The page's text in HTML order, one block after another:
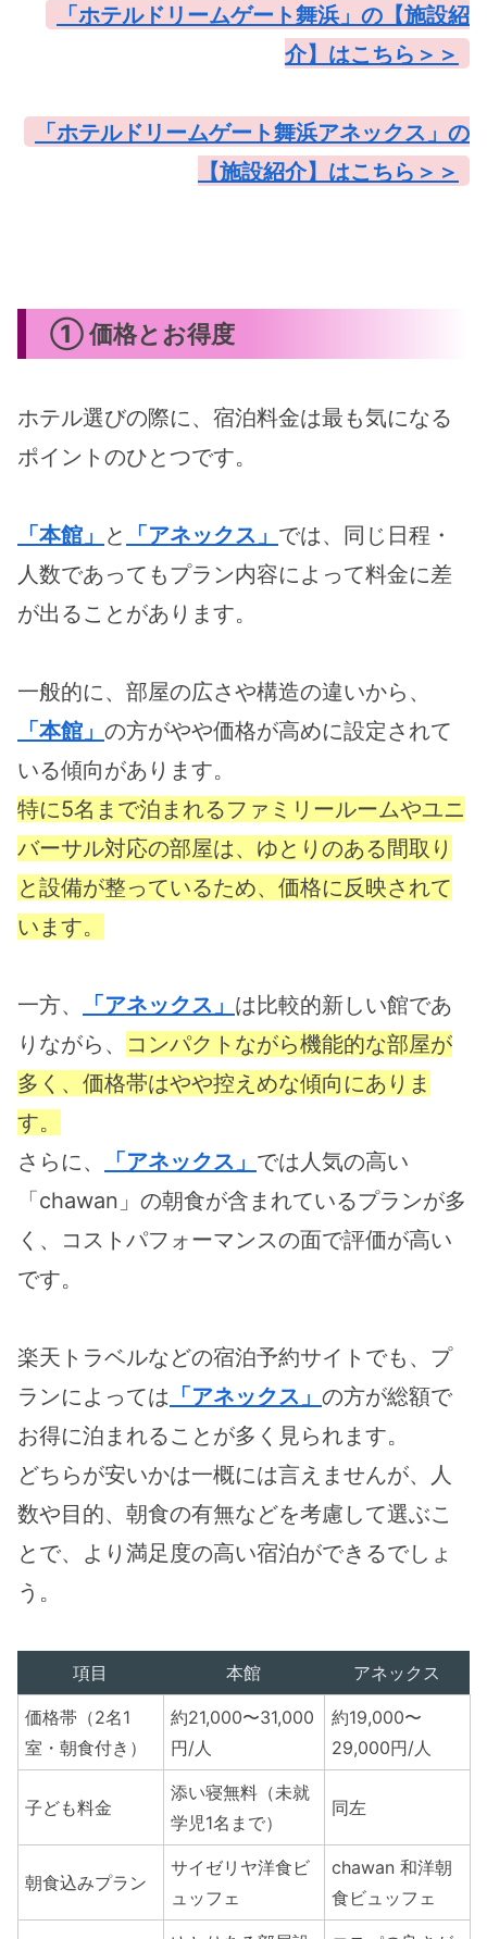
「ホテルドリームゲート舞浜」の【施設紹
介】はこちら＞＞
「ホテルドリームゲート舞浜アネックス」の
【施設紹介】はこちら＞＞
① 価格とお得度
ホテル選びの際に、宿泊料金は最も気になる
ポイントのひとつです。
「本館」 と 「アネックス」 では、同じ日程・
人数であってもプラン内容によって料金に差
が出ることがあります。
一般的に、部屋の広さや構造の違いから、
「本館」 の方がやや価格が高めに設定されて
いる傾向があります。
特に5名まで泊まれるファミリールームやユニ
バーサル対応の部屋は、ゆとりのある間取り
と設備が整っているため、価格に反映されて
います。
一方、 「アネックス」 は比較的新しい館であ
りながら、
コンパクトながら機能的な部屋が
多く、価格帯はやや控えめな傾向にありま
す。
さらに、
「アネックス」 では人気の高い
「chawan」の朝食が含まれているプランが多
く、コストパフォーマンスの面で評価が高い
です。
楽天トラベルなどの宿泊予約サイトでも、プ
ランによっては 「アネックス」 の方が総額で
お得に泊まれることが多く見られます。
どちらが安いかは一概には言えませんが、人
数や目的、朝食の有無などを考慮して選ぶこ
とで、より満足度の高い宿泊ができるでしょ
う。
項目 本館 アネックス
価格帯（2名1
室・朝食付き）
約21,000〜31,000
円/人
約19,000〜
29,000円/人
子ども料金
添い寝無料（未就
学児1名まで）
同左
朝食込みプラン
サイゼリヤ洋食ビ
ュッフェ
chawan 和洋朝
食ビュッフェ